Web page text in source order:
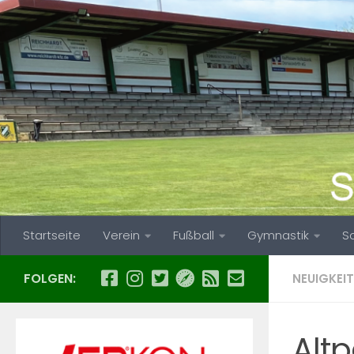
Zum Inhalt springen
Startseite Verein Fußball Gymnastik
FOLGEN: